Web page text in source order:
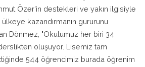
Özer'in destekleri ve yakın ilgisiyle
kazandırmanın gururunu
Dönmez, "Okulumuz her biri 34
oluşuyor. Lisemiz tam
544 öğrencimiz burada öğrenim